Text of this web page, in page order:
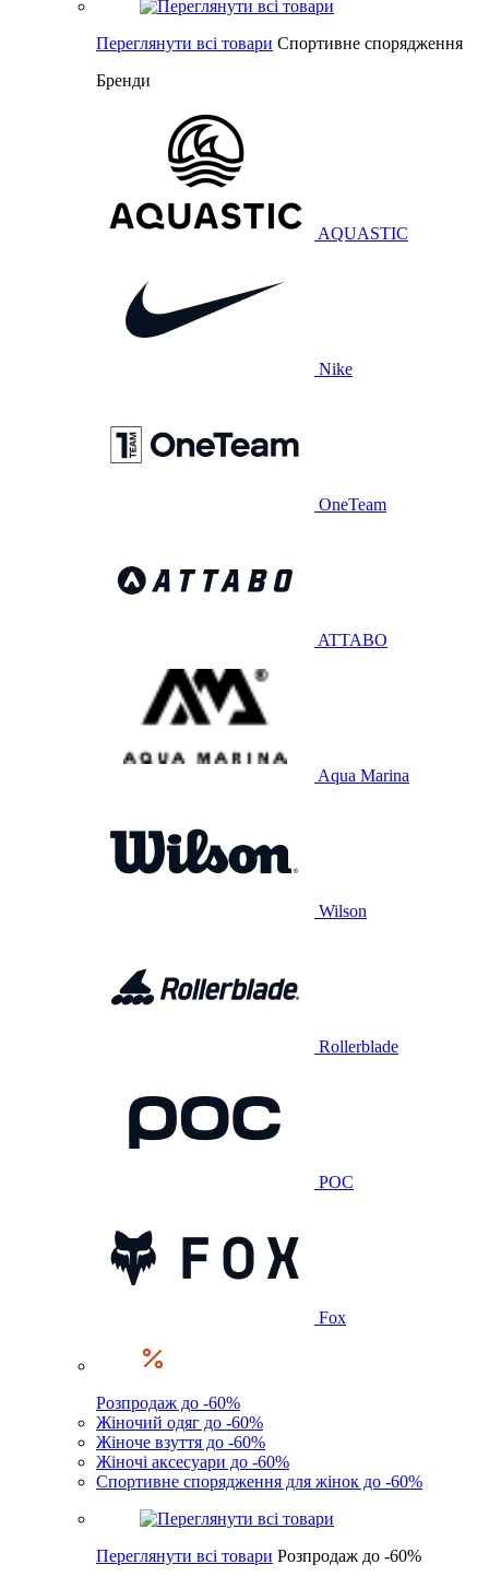
Переглянути всі товари Спортивне спорядження
Бренди
AQUASTIC
Nike
OneTeam
ATTABO
Aqua Marina
Wilson
Rollerblade
POC
Fox
Розпродаж до -60%
Жіночий одяг до -60%
Жіноче взуття до -60%
Жіночі аксесуари до -60%
Спортивне спорядження для жінок до -60%
Переглянути всі товари Розпродаж до -60%